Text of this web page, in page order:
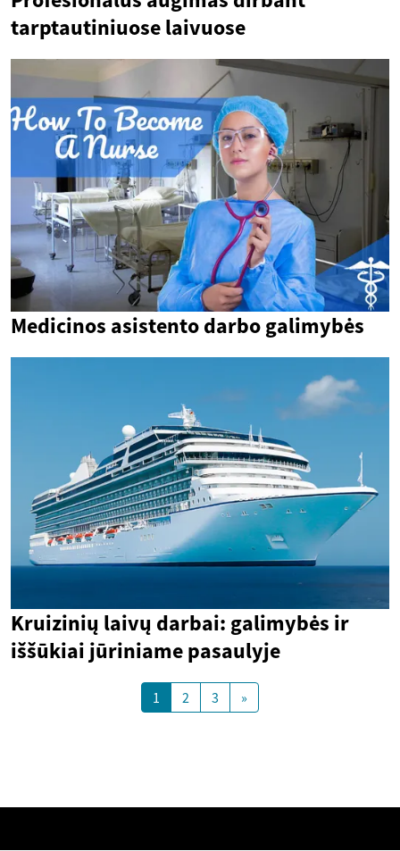
tarptautiniuose laivuose
Medicinos asistento darbo galimybės
Kruizinių laivų darbai: galimybės ir
iššūkiai jūriniame pasaulyje
1 2 3 »